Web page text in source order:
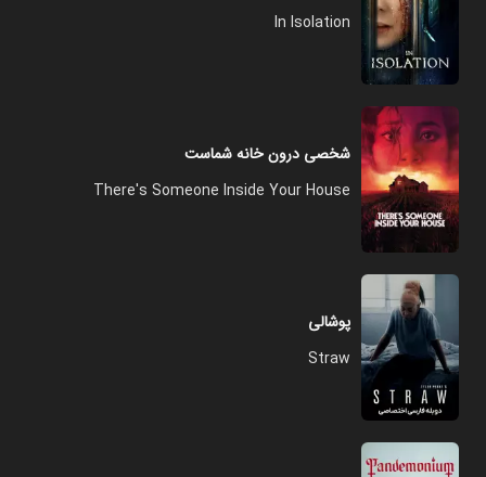
In Isolation
شخصی درون خانه شماست
There's Someone Inside Your House
پوشالی
Straw